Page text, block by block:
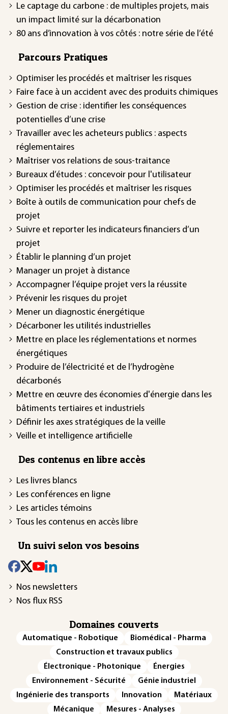
Le captage du carbone : de multiples projets, mais
un impact limité sur la décarbonation
80 ans d’innovation à vos côtés : notre série de l’été
Parcours Pratiques
Optimiser les procédés et maîtriser les risques
Faire face à un accident avec des produits chimiques
Gestion de crise : identifier les conséquences
potentielles d’une crise
Travailler avec les acheteurs publics : aspects
réglementaires
Maîtriser vos relations de sous-traitance
Bureaux d’études : concevoir pour l'utilisateur
Optimiser les procédés et maîtriser les risques
Boîte à outils de communication pour chefs de
projet
Suivre et reporter les indicateurs financiers d’un
projet
Établir le planning d’un projet
Manager un projet à distance
Accompagner l’équipe projet vers la réussite
Prévenir les risques du projet
Mener un diagnostic énergétique
Décarboner les utilités industrielles
Mettre en place les réglementations et normes
énergétiques
Produire de l’électricité et de l’hydrogène
décarbonés
Mettre en œuvre des économies d'énergie dans les
bâtiments tertiaires et industriels
Définir les axes stratégiques de la veille
Veille et intelligence artificielle
Des contenus en libre accès
Les livres blancs
Les conférences en ligne
Les articles témoins
Tous les contenus en accès libre
Un suivi selon vos besoins
Nos newsletters
Nos flux RSS
Domaines couverts
Automatique - Robotique
Biomédical - Pharma
Construction et travaux publics
Électronique - Photonique
Énergies
Environnement - Sécurité
Génie industriel
Ingénierie des transports
Innovation
Matériaux
Mécanique
Mesures - Analyses